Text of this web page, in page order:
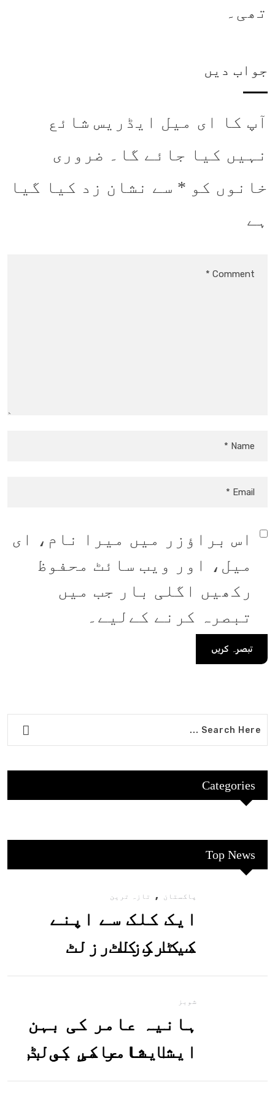
Categories
Top News
پاکستان , تازہ ترین
ایک کلک سے اپنے
میٹرک کا رزلٹ
معلوم کریں
شوبز
ہانیہ عامر کی بہن
ایشا عامر کی بولڈ
تصاویر وائرل ہو
تھی۔
جواب دیں
آپ کا ای میل ایڈریس شائع
نہیں کیا جائے گا۔ ضروری
خانوں کو * سے نشان زد کیا گیا
ہے
اس براؤزر میں میرا نام، ای
میل، اور ویب سائٹ محفوظ
رکھیں اگلی بار جب میں
تبصرہ کرنے کےلیے۔